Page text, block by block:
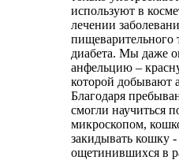
используют в
лечении
пищеварительного
диабета. Мы даже
анфельцию –
которой добывают
Благодаря
смогли научиться
микроскопом,
закидывать кошку
ощетинившихся в